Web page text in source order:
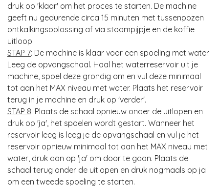
druk op 'klaar' om het proces te starten. De machine
geeft nu gedurende circa 15 minuten met tussenpozen
ontkalkingsoplossing af via stoompijpje en de koffie
uitloop.
STAP 7: De machine is klaar voor een spoeling met water.
Leeg de opvangschaal. Haal het waterreservoir uit je
machine, spoel deze grondig om en vul deze minimaal
tot aan het MAX niveau met water. Plaats het reservoir
terug in je machine en druk op 'verder'.
STAP 8: Plaats de schaal opnieuw onder de uitlopen en
druk op 'ja', het spoelen wordt gestart. Wanneer het
reservoir leeg is leeg je de opvangschaal en vul je het
reservoir opnieuw minimaal tot aan het MAX niveau met
water, druk dan op 'ja' om door te gaan. Plaats de
schaal terug onder de uitlopen en druk nogmaals op ja
om een tweede spoeling te starten.